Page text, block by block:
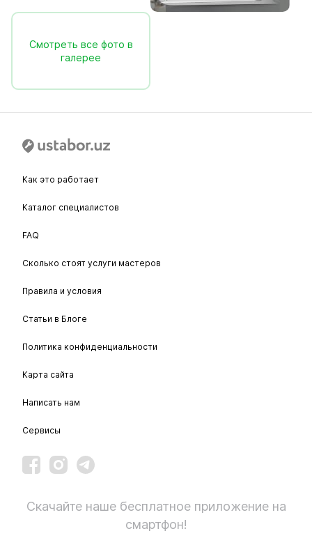
Смотреть все фото в
галерее
Как это работает
Каталог специалистов
FAQ
Сколько стоят услуги мастеров
Правила и условия
Статьи в Блоге
Политика конфиденциальности
Карта сайта
Написать нам
Сервисы
Скачайте наше бесплатное приложение на
смартфон!